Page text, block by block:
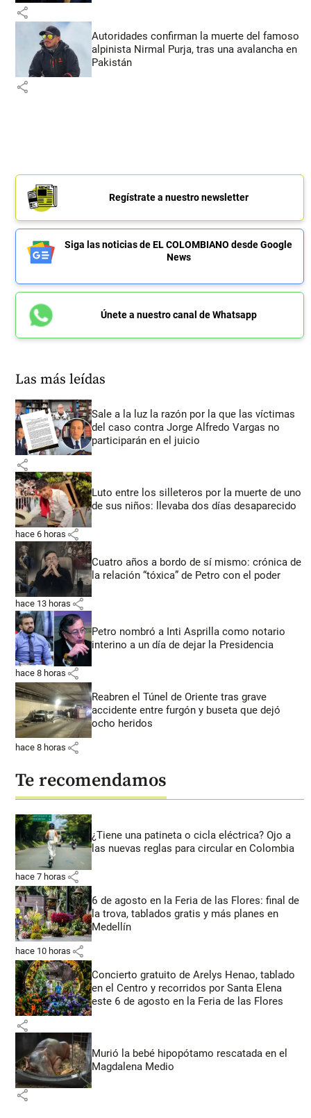
share
Autoridades confirman la muerte del famoso
alpinista Nirmal Purja, tras una avalancha en
Pakistán
share
Regístrate a nuestro newsletter
Siga las noticias de EL COLOMBIANO desde Google
News
Únete a nuestro canal de Whatsapp
Las más leídas
Sale a la luz la razón por la que las víctimas
del caso contra Jorge Alfredo Vargas no
participarán en el juicio
share
Luto entre los silleteros por la muerte de uno
de sus niños: llevaba dos días desaparecido
hace 6 horas share
Cuatro años a bordo de sí mismo: crónica de
la relación “tóxica” de Petro con el poder
hace 13 horas share
Petro nombró a Inti Asprilla como notario
interino a un día de dejar la Presidencia
hace 8 horas share
Reabren el Túnel de Oriente tras grave
accidente entre furgón y buseta que dejó
ocho heridos
hace 8 horas share
Te recomendamos
¿Tiene una patineta o cicla eléctrica? Ojo a
las nuevas reglas para circular en Colombia
hace 7 horas share
6 de agosto en la Feria de las Flores: final de
la trova, tablados gratis y más planes en
Medellín
hace 10 horas share
Concierto gratuito de Arelys Henao, tablado
en el Centro y recorridos por Santa Elena
este 6 de agosto en la Feria de las Flores
share
Murió la bebé hipopótamo rescatada en el
Magdalena Medio
share